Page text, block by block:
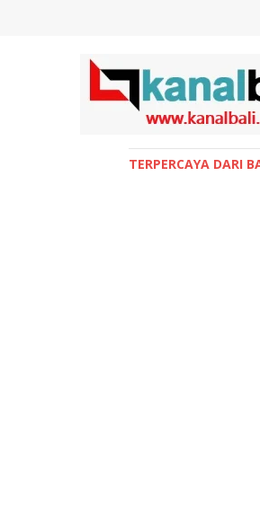
TERPERCAYA DARI